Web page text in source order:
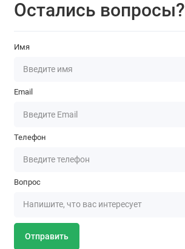
Остались вопросы?
Имя
Email
Телефон
Вопрос
Отправить